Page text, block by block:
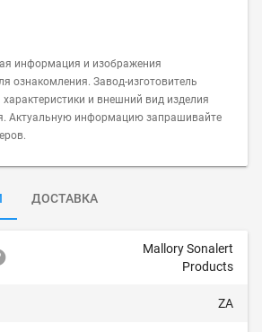
информация и изображения
ознакомления. Завод-изготовитель
и внешний вид изделия
Актуальную информацию запрашивайте
ДОСТАВКА
Mallory Sonalert
Products
ZA